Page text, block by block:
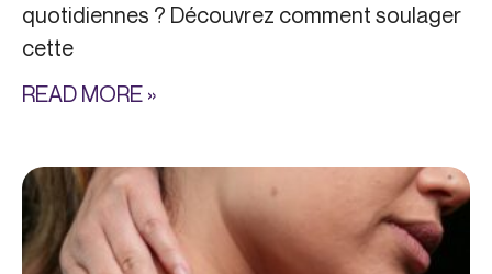
quotidiennes ? Découvrez comment soulager
cette
READ MORE »